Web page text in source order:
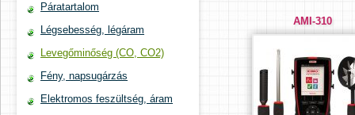
Páratartalom
Légsebesség, légáram
Levegőminőség (CO, CO2)
Fény, napsugárzás
Elektromos feszültség, áram
AMI-310